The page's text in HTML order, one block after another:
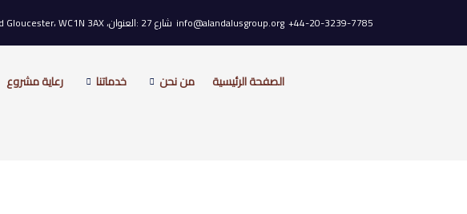
44-20-3239-7785+
info@alandalusgroup.org شارع 27 :العنوان، Old Gloucester، WC1N 3AX لندن، المملكة المتحدة.
الصفحة الرئيسية من نحن خدماتنا رعاية مشروع